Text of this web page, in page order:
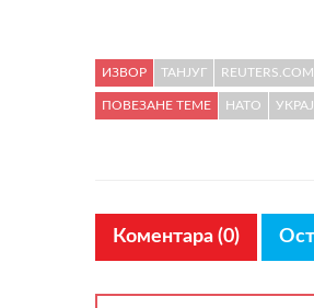
ИЗВОР ТАНЈУГ
ПОВЕЗАНЕ ТЕМЕ НАТО
Коментара (0)